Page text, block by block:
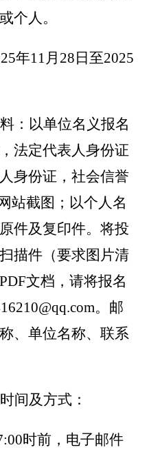
个人。
年11月28日至2025
： 以单位名义报名
法定代表人身份证
身份证，社会信誉
站截图；以个人名
件及复印件。将投
描件（要求图片清
文档，请将报名
。邮
、单位名称、联系
间及方式：
时前，电子邮件